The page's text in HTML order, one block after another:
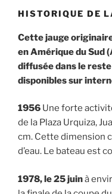
HISTORIQUE DE
Cette jauge
en Amérique du Sud
diffusée dans le
disponibles sur
1956 Une forte
de la Plaza Urquiza,
cm. Cette dimension
d’eau. Le bateau est
1978, le 25 juinà